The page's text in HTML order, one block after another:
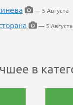
— 5 Августа
— 5 Августа
в